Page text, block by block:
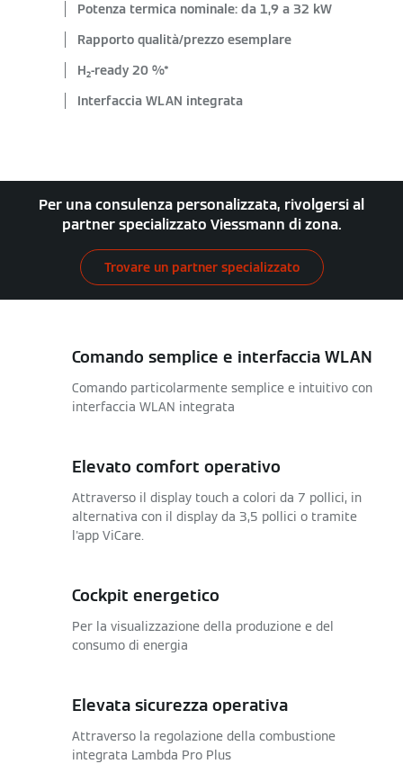
Potenza termica nominale: da 1,9 a 32 kW
Rapporto qualità/prezzo esemplare
H₂-ready 20 %*
Interfaccia WLAN integrata
Per una consulenza personalizzata, rivolgersi al
partner specializzato Viessmann di zona.
Trovare un partner specializzato
Comando semplice e interfaccia WLAN
Comando particolarmente semplice e intuitivo con
interfaccia WLAN integrata
Elevato comfort operativo
Attraverso il display touch a colori da 7 pollici, in
alternativa con il display da 3,5 pollici o tramite
l'app ViCare.
Cockpit energetico
Per la visualizzazione della produzione e del
consumo di energia
Elevata sicurezza operativa
Attraverso la regolazione della combustione
integrata Lambda Pro Plus